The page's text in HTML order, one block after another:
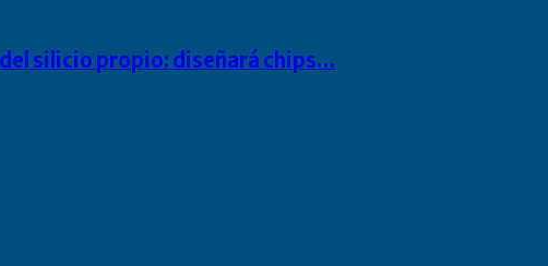
silicio propio: diseñará chips…